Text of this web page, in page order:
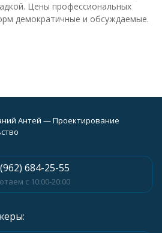
Цены профессиональных
демократичные и обсуждаемые.
Антей — Проектирование
684-25-55
с 10:00-20:00